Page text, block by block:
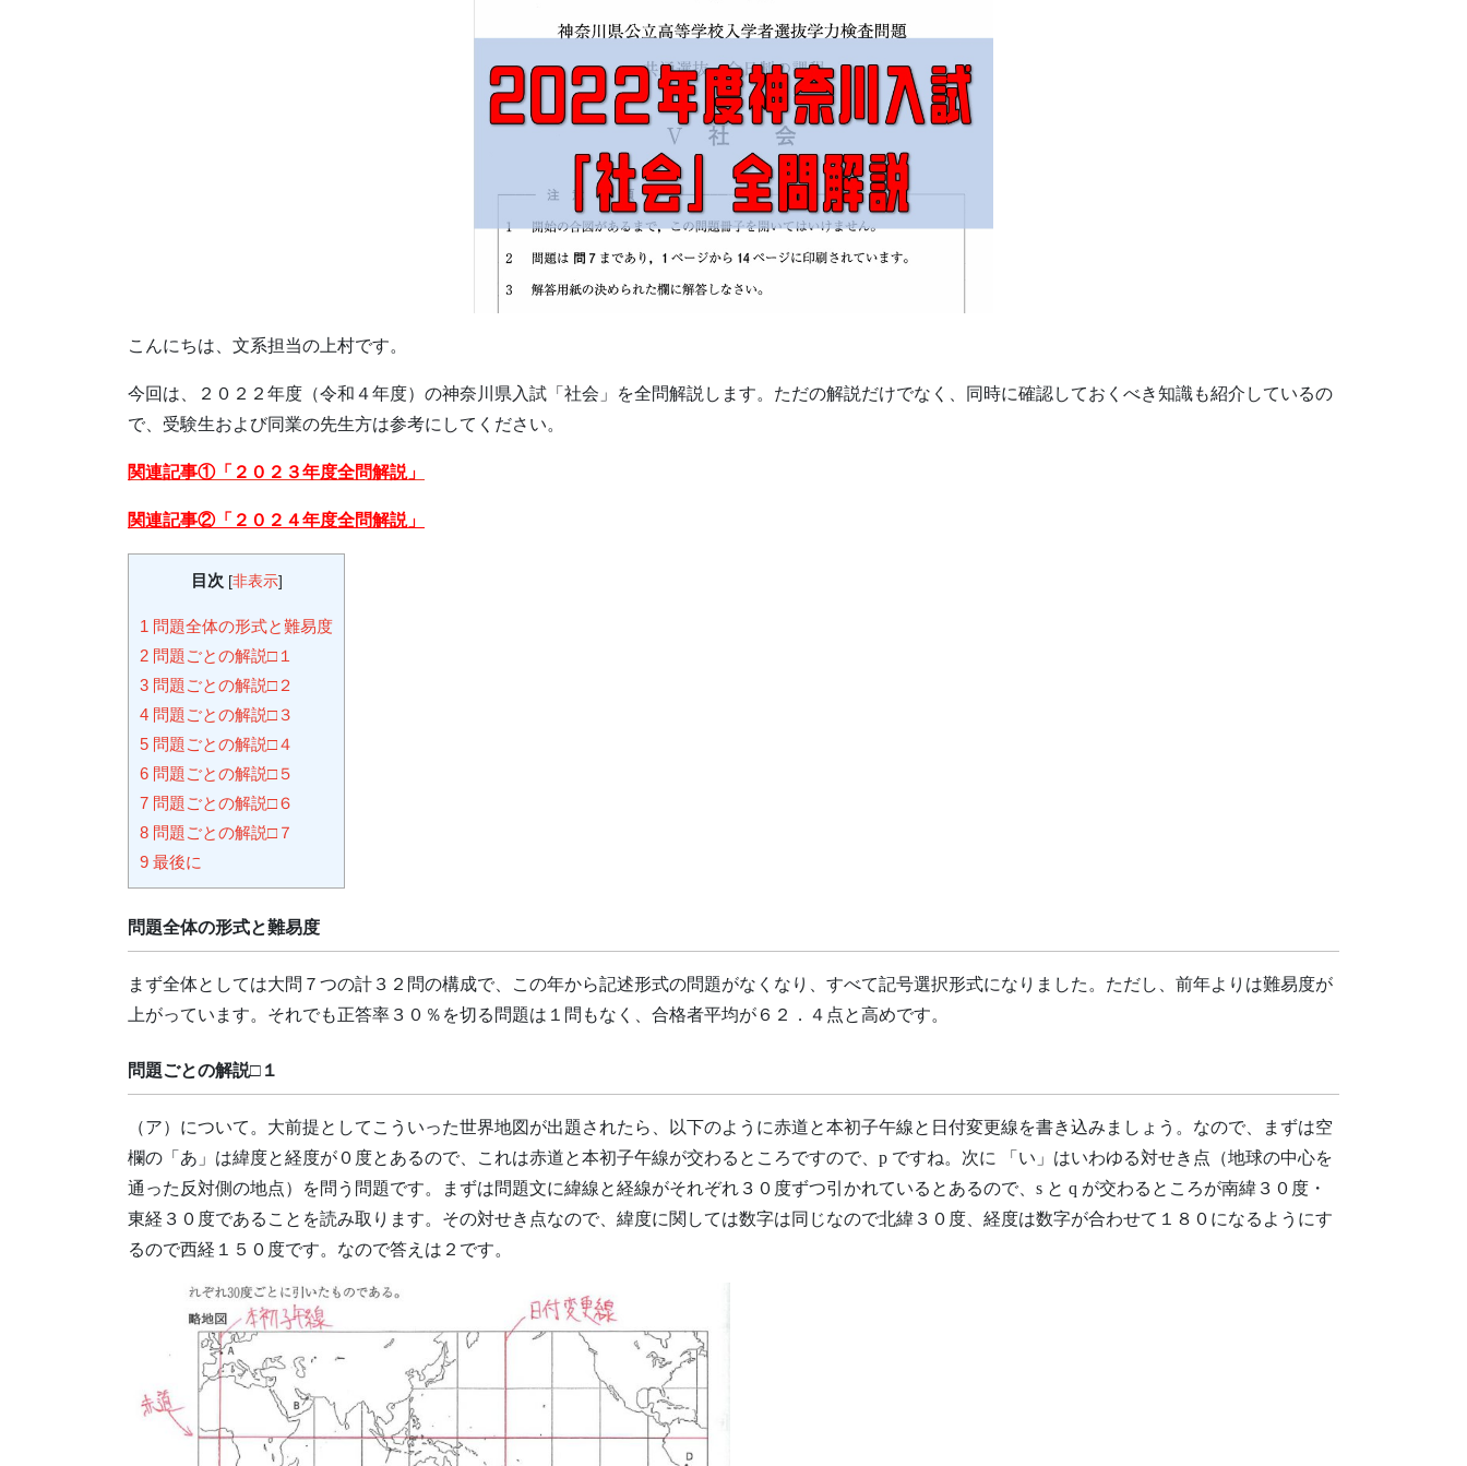
こんにちは、文系担当の上村です。
今回は、２０２２年度（令和４年度）の神奈川県入試「社会」を全問解説します。ただの解説だけでなく、同時に確認しておくべき知識も紹介しているの
で、受験生および同業の先生方は参考にしてください。
関連記事①「２０２３年度全問解説」
関連記事②「２０２４年度全問解説」
目次 [非表示]
1 問題全体の形式と難易度
2 問題ごとの解説□１
3 問題ごとの解説□２
4 問題ごとの解説□３
5 問題ごとの解説□４
6 問題ごとの解説□５
7 問題ごとの解説□６
8 問題ごとの解説□７
9 最後に
問題全体の形式と難易度
まず全体としては大問７つの計３２問の構成で、この年から記述形式の問題がなくなり、すべて記号選択形式になりました。ただし、前年よりは難易度が
上がっています。それでも正答率３０％を切る問題は１問もなく、合格者平均が６２．４点と高めです。
問題ごとの解説□１
（ア）について。大前提としてこういった世界地図が出題されたら、以下のように赤道と本初子午線と日付変更線を書き込みましょう。なので、まずは空
欄の「あ」は緯度と経度が０度とあるので、これは赤道と本初子午線が交わるところですので、p ですね。次に 「い」はいわゆる対せき点（地球の中心を
通った反対側の地点）を問う問題です。まずは問題文に緯線と経線がそれぞれ３０度ずつ引かれているとあるので、s と q が交わるところが南緯３０度・
東経３０度であることを読み取ります。その対せき点なので、緯度に関しては数字は同じなので北緯３０度、経度は数字が合わせて１８０になるようにす
るので西経１５０度です。なので答えは２です。